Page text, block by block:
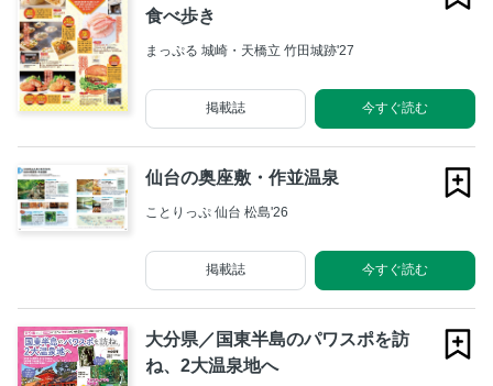
食べ歩き
まっぷる 城崎・天橋立 竹田城跡'27
今すぐ読む
掲載誌
仙台の奥座敷・作並温泉
ことりっぷ 仙台 松島'26
今すぐ読む
掲載誌
大分県／国東半島のパワスポを訪
ね、2大温泉地へ